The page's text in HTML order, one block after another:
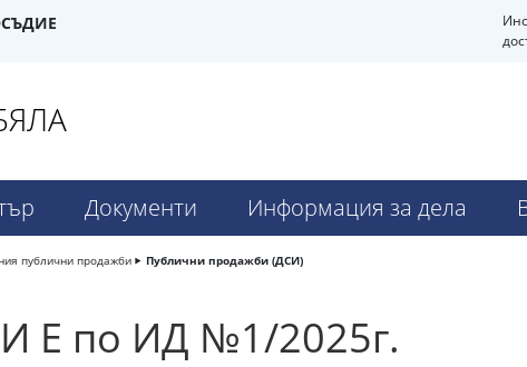
Документи Информация за дела
публични продажби Публични продажби (ДСИ)
Е по ИД №1/2025г.